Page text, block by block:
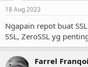
18 Aug 2023
Ngapain repot buat
SSL, ZeroSSL yg
Farrel